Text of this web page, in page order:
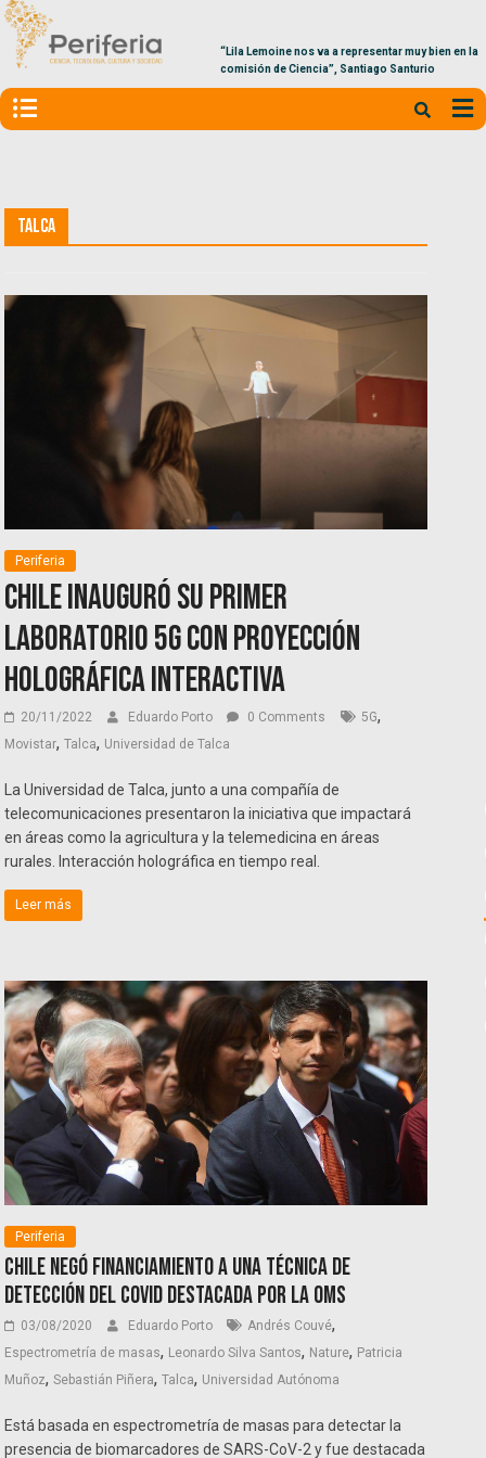
“Lila Lemoine nos va a representar muy bien en la
comisión de Ciencia”, Santiago Santurio
Talca
Periferia
Chile inauguró su primer
laboratorio 5G con proyección
holográfica interactiva
20/11/2022 Eduardo Porto 0 Comments 5G,
Movistar,Talca, Universidad de Talca
La Universidad de Talca, junto a una compañía de
telecomunicaciones presentaron la iniciativa que impactará
en áreas como la agricultura y la telemedicina en áreas
rurales. Interacción holográfica en tiempo real.
Leer más
Periferia
Chile negó financiamiento a una técnica de
detección del COVID destacada por la OMS
03/08/2020 Eduardo Porto Andrés Couvé,
Espectrometría de masas, Leonardo Silva Santos, Nature, Patricia
Muñoz,Sebastián Piñera,Talca, Universidad Autónoma
Está basada en espectrometría de masas para detectar la
presencia de biomarcadores de SARS-CoV-2 y fue destacada